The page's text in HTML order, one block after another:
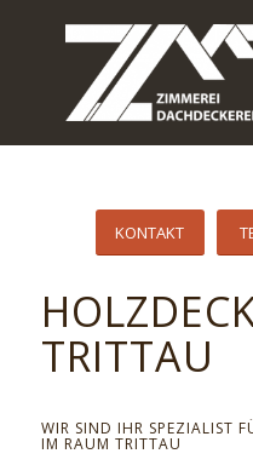
KONTAKT
TRITTAU
WIR SIND IHR SPEZIALIST
IM RAUM TRITTAU